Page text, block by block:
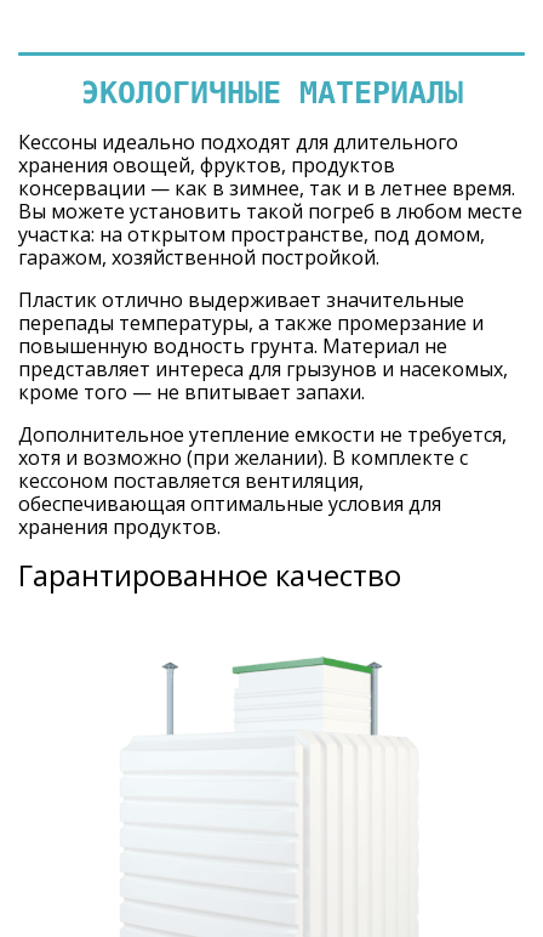
ЭКОЛОГИЧНЫЕ МАТЕРИАЛЫ
Кессоны идеально подходят для длительного
хранения овощей, фруктов, продуктов
консервации — как в зимнее, так и в летнее время.
Вы можете установить такой погреб в любом месте
участка: на открытом пространстве, под домом,
гаражом, хозяйственной постройкой.
Пластик отлично выдерживает значительные
перепады температуры, а также промерзание и
повышенную водность грунта. Материал не
представляет интереса для грызунов и насекомых,
кроме того — не впитывает запахи.
Дополнительное утепление емкости не требуется,
хотя и возможно (при желании). В комплекте с
кессоном поставляется вентиляция,
обеспечивающая оптимальные условия для
хранения продуктов.
Гарантированное качество